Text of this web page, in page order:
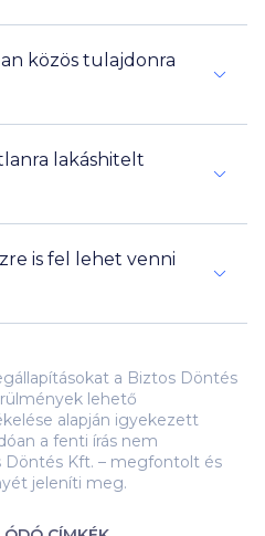
közös tulajdonra
lakáshitelt
is fel lehet venni
a Biztos Döntés
lehető
alapján igyekezett
a fenti írás nem
Döntés Kft. – megfontolt és
jeleníti meg.